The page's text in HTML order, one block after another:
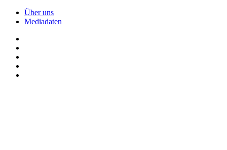
Über uns
Mediadaten